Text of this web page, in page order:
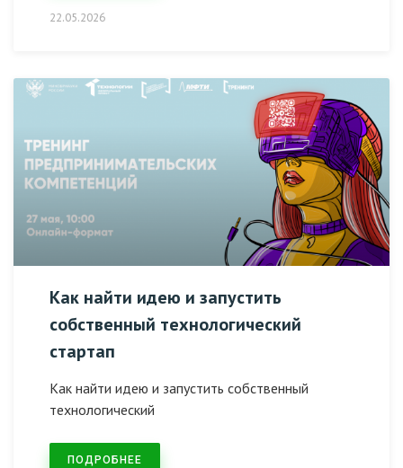
22.05.2026
Как найти идею и запустить
собственный технологический
стартап
Как найти идею и запустить собственный
технологический
ПОДРОБНЕЕ